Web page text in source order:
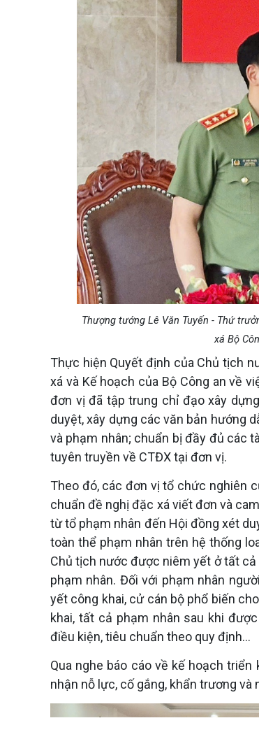
Thượng tướng Lê Văn Tuyến - Thứ
xá Bộ
Thực hiện Quyết định của Chủ tịch
xá và Kế hoạch của Bộ Công an về
đơn vị đã tập trung chỉ đạo xây
duyệt, xây dựng các văn bản hướng
và phạm nhân; chuẩn bị đầy đủ các
tuyên truyền về CTĐX tại đơn vị.
Theo đó, các đơn vị tổ chức nghiên
chuẩn đề nghị đặc xá viết đơn và
từ tổ phạm nhân đến Hội đồng xét
toàn thể phạm nhân trên hệ thống
Chủ tịch nước được niêm yết ở tất cả
phạm nhân. Đối với phạm nhân
yết công khai, cử cán bộ phổ biến
khai, tất cả phạm nhân sau khi
điều kiện, tiêu chuẩn theo quy định…
Qua nghe báo cáo về kế hoạch
nhận nỗ lực, cố gắng, khẩn trương